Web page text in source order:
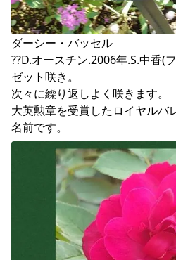
ダーシー・バッセル
??D.オースチン.2006年.S.中香(
ゼット咲き。
次々に繰り返しよく咲きます。
大英勲章を受賞したロイヤルバ
名前です。